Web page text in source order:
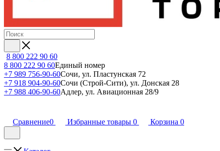
8 800 222 90 60
8 800 222 90 60Единый номер
+7 989 756-90-60Сочи, ул. Пластунская 72
+7 918 904-90-60Сочи (Строй-Сити), ул. Донская 28
+7 988 406-90-60Адлер, ул. Авиационная 28/9
Сравнение0 Избранные товары 0 Корзина 0